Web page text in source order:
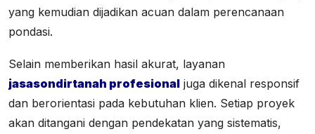
yang kemudian dijadikan acuan dalam perencanaan
pondasi.
Selain memberikan hasil akurat, layanan
jasasondirtanah profesional juga dikenal responsif
dan berorientasi pada kebutuhan klien. Setiap proyek
akan ditangani dengan pendekatan yang sistematis,